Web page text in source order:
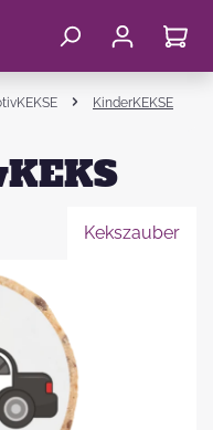
KinderKEKSE
Kekszauber